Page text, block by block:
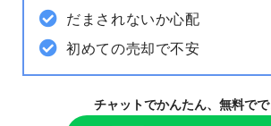
だまされないか心配
初めての売却で不安
チャットでかんたん、無料でで